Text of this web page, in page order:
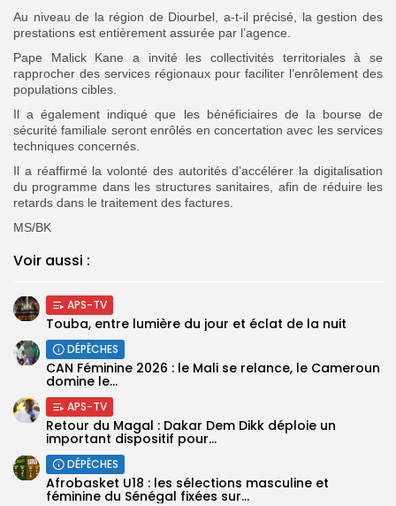
‎Au niveau de la région de Diourbel, a-t-il précisé, la gestion des
prestations est entièrement assurée par l’agence.
‎Pape Malick Kane a invité les collectivités territoriales à se
rapprocher des services régionaux pour faciliter l’enrôlement des
populations cibles.
‎Il a également indiqué que les bénéficiaires de la bourse de
sécurité familiale seront enrôlés en concertation avec les services
techniques concernés.
‎Il a réaffirmé la volonté des autorités d’accélérer la digitalisation
du programme dans les structures sanitaires, afin de réduire les
retards dans le traitement des factures.
‎MS/BK
Voir aussi :
APS-TV
Touba, entre lumière du jour et éclat de la nuit
DÉPÊCHES
‎CAN Féminine 2026 : le Mali se relance, le Cameroun
domine le...
APS-TV
Retour du Magal : Dakar Dem Dikk déploie un
important dispositif pour...
DÉPÊCHES
‎Afrobasket U18 : les sélections masculine et
féminine du Sénégal fixées sur...